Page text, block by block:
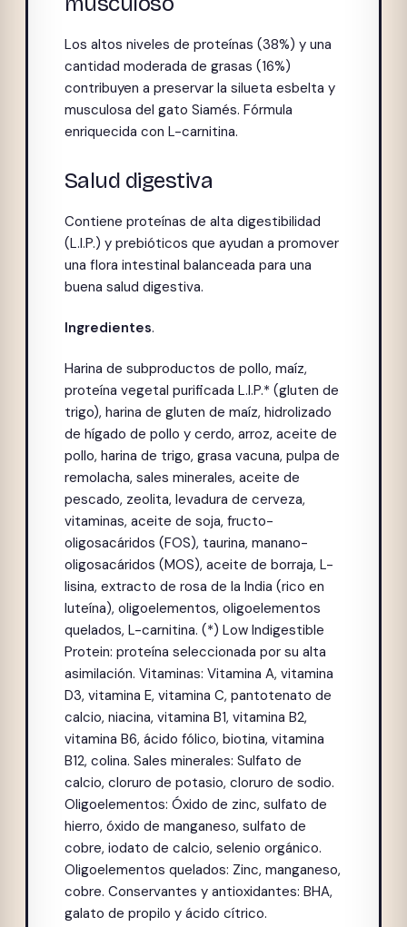
Los altos niveles de proteínas (38%) y una
cantidad moderada de grasas (16%)
contribuyen a preservar la silueta esbelta y
musculosa del gato Siamés. Fórmula
enriquecida con L-carnitina.
Salud digestiva
Contiene proteínas de alta digestibilidad
(L.I.P.) y prebióticos que ayudan a promover
una flora intestinal balanceada para una
buena salud digestiva.
Ingredientes.
Harina de subproductos de pollo, maíz,
proteína vegetal purificada L.I.P.* (gluten de
trigo), harina de gluten de maíz, hidrolizado
de hígado de pollo y cerdo, arroz, aceite de
pollo, harina de trigo, grasa vacuna, pulpa de
remolacha, sales minerales, aceite de
pescado, zeolita, levadura de cerveza,
vitaminas, aceite de soja, fructo-
oligosacáridos (FOS), taurina, manano-
oligosacáridos (MOS), aceite de borraja, L-
lisina, extracto de rosa de la India (rico en
luteína), oligoelementos, oligoelementos
quelados, L-carnitina. (*) Low Indigestible
Protein: proteína seleccionada por su alta
asimilación. Vitaminas: Vitamina A, vitamina
D3, vitamina E, vitamina C, pantotenato de
calcio, niacina, vitamina B1, vitamina B2,
vitamina B6, ácido fólico, biotina, vitamina
B12, colina. Sales minerales: Sulfato de
calcio, cloruro de potasio, cloruro de sodio.
Oligoelementos: Óxido de zinc, sulfato de
hierro, óxido de manganeso, sulfato de
cobre, iodato de calcio, selenio orgánico.
Oligoelementos quelados: Zinc, manganeso,
cobre. Conservantes y antioxidantes: BHA,
galato de propilo y ácido cítrico.